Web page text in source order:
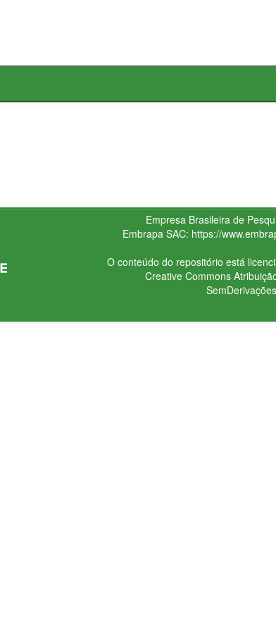
Empresa Brasileira de
Embrapa SAC: https://
O conteúdo do repositório está
Creative Commons